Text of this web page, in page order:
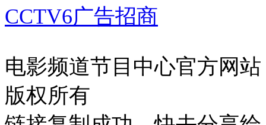
CCTV6广告招商
电影频道节目中心官方网站
版权所有